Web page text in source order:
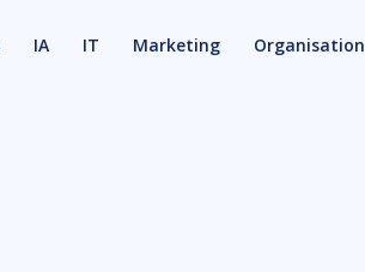
IA IT Marketing Organisation